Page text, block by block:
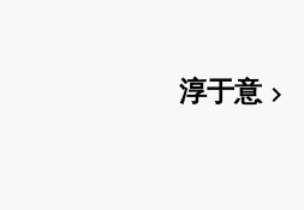
淳于意chevron_right